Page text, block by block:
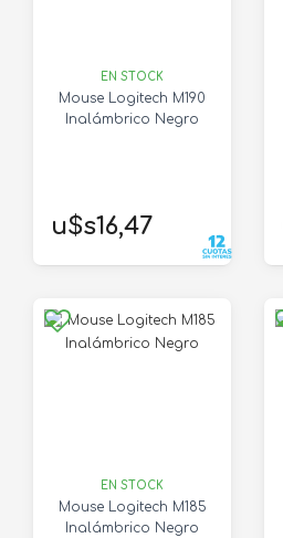
EN STOCK
Mouse Logitech M190
Inalámbrico Negro
u$s16,47
EN STOCK
Mouse Logitech M185
Inalámbrico Negro